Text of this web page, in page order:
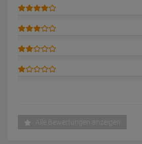
Alle Bewertungen anzeigen